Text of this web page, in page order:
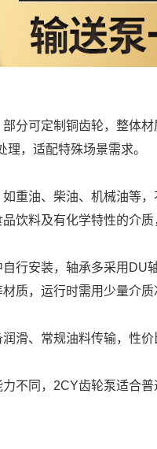
分可定制铜齿轮，整体
，适配特殊场景需求。
重油、柴油、机械油等
饮料及有化学特性的介质
行安装，轴承多采用
质，运行时需用少量介质
滑、常规油料传输，性
不同，2CY齿轮泵适合